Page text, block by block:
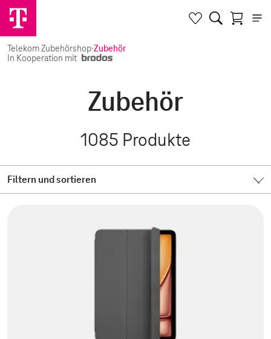
Telekom Zubehörshop·Zubehör
In Kooperation mit
Zubehör
1085 Produkte
Filtern und sortieren